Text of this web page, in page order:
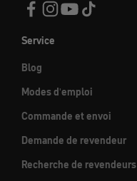
Service
Blog
Modes d'emploi
Commande et envoi
Demande de revendeur
Recherche de revendeurs